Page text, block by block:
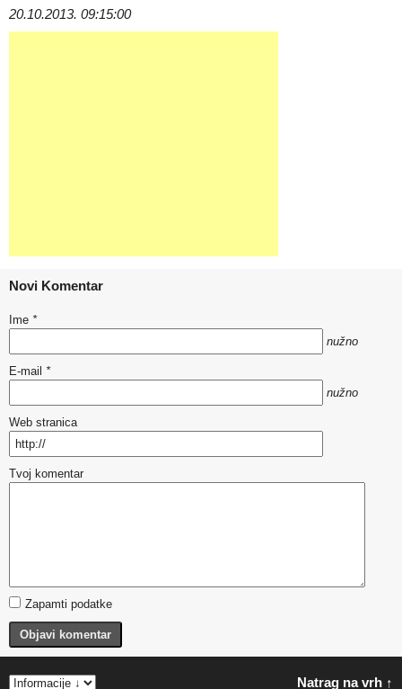
20.10.2013. 09:15:00
Novi Komentar
Ime *
nužno
E-mail *
nužno
Web stranica
Tvoj komentar
Zapamti podatke
Objavi komentar
Natrag na vrh ↑